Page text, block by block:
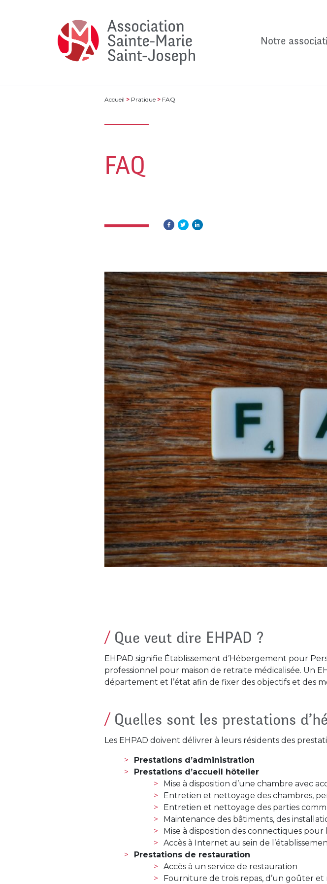
Notre
Accueil > Pratique​> FAQ
FAQ
Que veut dire EHPAD ?
EHPAD signifie Établissement d’Hébergement pour
professionnel pour maison de retraite médicalisée. Un
département et l’état afin de fixer des objectifs et des
Quelles sont les prestations
Les EHPAD doivent délivrer à leurs résidents des
Prestations d’administration
Prestations d’accueil hôtelier
Mise à disposition d’une chambre avec
Entretien et nettoyage des chambres,
Entretien et nettoyage des parties
Maintenance des bâtiments, des
Mise à disposition des connectiques
Accès à Internet au sein de
Prestations de restauration
Accès à un service de restauration
Fourniture de trois repas, d’un goûter